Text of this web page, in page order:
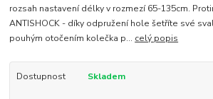
rozsah nastavení délky v rozmezí 65-135cm.
ANTISHOCK - díky odpružení hole šetříte své
pouhým otočením kolečka p... celý popis
Dostupnost Skladem